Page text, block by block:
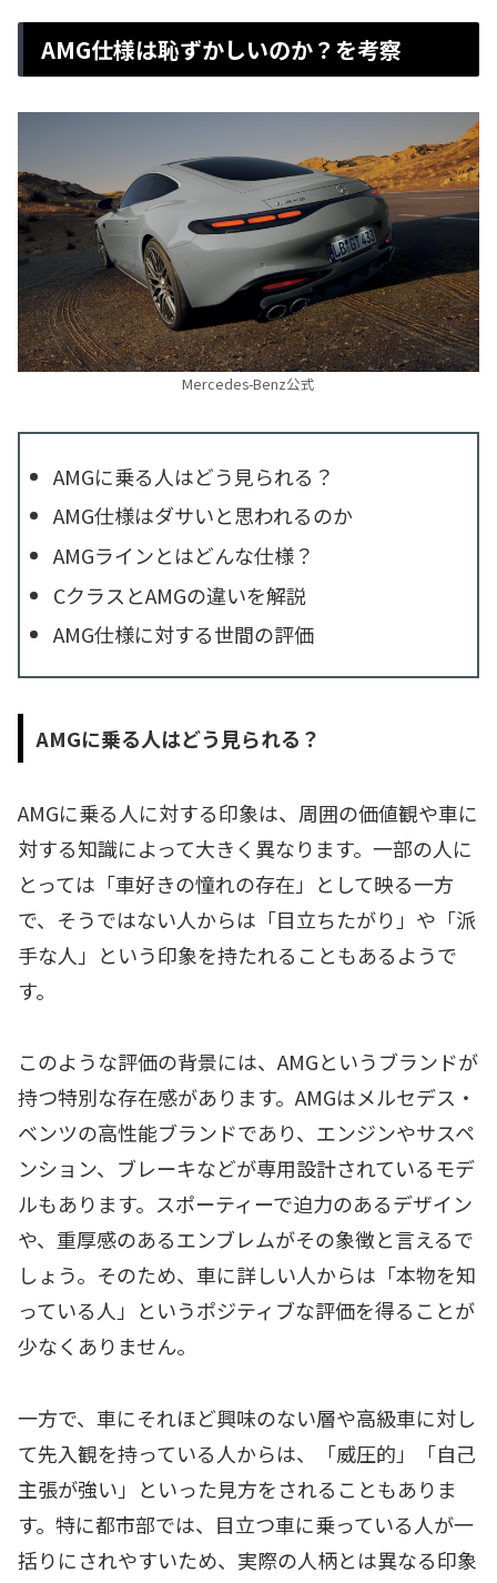
AMG仕様は恥ずかしいのか？を考察
Mercedes-Benz公式
AMGに乗る人はどう見られる？
AMG仕様はダサいと思われるのか
AMGラインとはどんな仕様？
CクラスとAMGの違いを解説
AMG仕様に対する世間の評価
AMGに乗る人はどう見られる？
AMGに乗る人に対する印象は、周囲の価値観や車に
対する知識によって大きく異なります。一部の人に
とっては「車好きの憧れの存在」として映る一方
で、そうではない人からは「目立ちたがり」や「派
手な人」という印象を持たれることもあるようで
す。
このような評価の背景には、AMGというブランドが
持つ特別な存在感があります。AMGはメルセデス・
ベンツの高性能ブランドであり、エンジンやサスペ
ンション、ブレーキなどが専用設計されているモデ
ルもあります。スポーティーで迫力のあるデザイン
や、重厚感のあるエンブレムがその象徴と言えるで
しょう。そのため、車に詳しい人からは「本物を知
っている人」というポジティブな評価を得ることが
少なくありません。
一方で、車にそれほど興味のない層や高級車に対し
て先入観を持っている人からは、「威圧的」「自己
主張が強い」といった見方をされることもありま
す。特に都市部では、目立つ車に乗っている人が一
括りにされやすいため、実際の人柄とは異なる印象